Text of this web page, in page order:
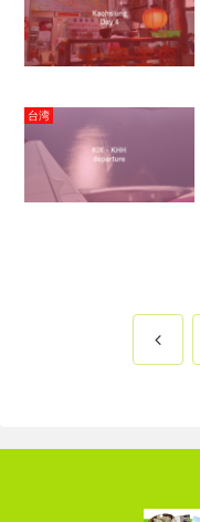
台湾
前